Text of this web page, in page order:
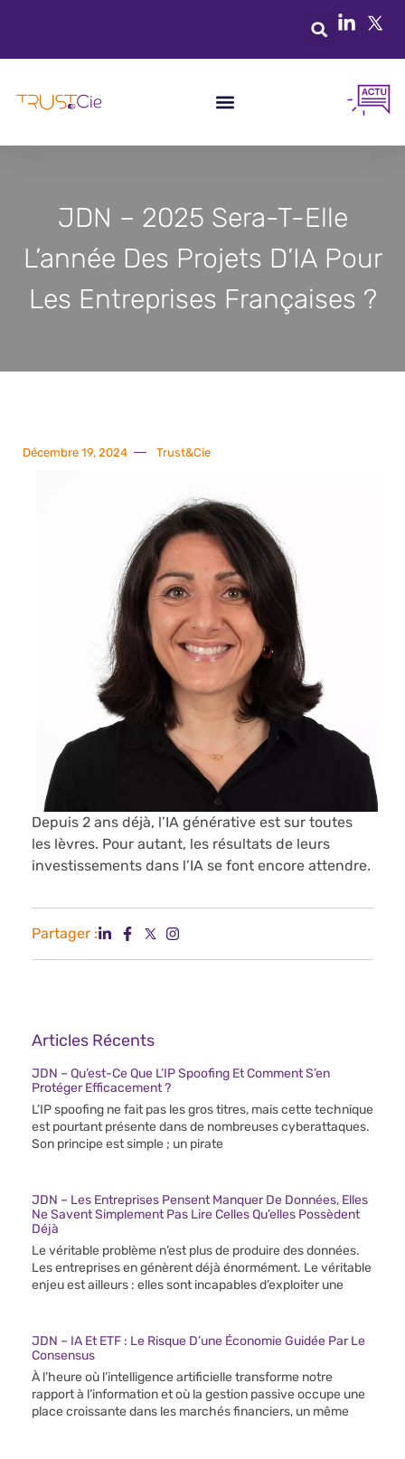
JDN – 2025 Sera-T-Elle
L’année Des Projets D’IA Pour
Les Entreprises Françaises ?
Décembre 19, 2024 Trust&Cie
Depuis 2 ans déjà, l’IA générative est sur toutes
les lèvres. Pour autant, les résultats de leurs
investissements dans l’IA se font encore attendre.
Partager :
Articles Récents
JDN – Qu’est-Ce Que L’IP Spoofing Et Comment S’en
Protéger Efficacement ?
L’IP spoofing ne fait pas les gros titres, mais cette technique
est pourtant présente dans de nombreuses cyberattaques.
Son principe est simple ; un pirate
JDN – Les Entreprises Pensent Manquer De Données, Elles
Ne Savent Simplement Pas Lire Celles Qu’elles Possèdent
Déjà
Le véritable problème n’est plus de produire des données.
Les entreprises en génèrent déjà énormément. Le véritable
enjeu est ailleurs : elles sont incapables d’exploiter une
JDN – IA Et ETF : Le Risque D’une Économie Guidée Par Le
Consensus
À l’heure où l’intelligence artificielle transforme notre
rapport à l’information et où la gestion passive occupe une
place croissante dans les marchés financiers, un même